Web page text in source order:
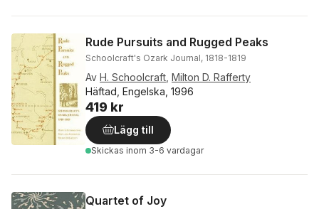
Rude Pursuits and Rugged Peaks
Schoolcraft's Ozark Journal, 1818-1819
Av H. Schoolcraft Milton D. Rafferty
Häftad, Engelska, 1996
419 kr
Lägg till
Skickas inom 3-6 vardagar
Quartet of Joy